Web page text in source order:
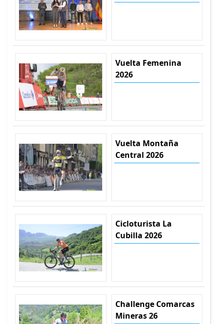
Vuelta Femenina
2026
Vuelta Montaña
Central 2026
Cicloturista La
Cubilla 2026
Challenge Comarcas
Mineras 26